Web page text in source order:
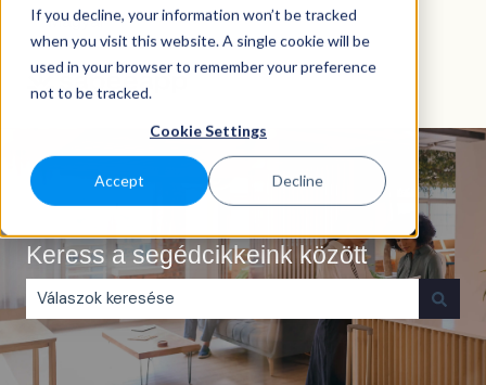
If you decline, your information won’t be tracked
when you visit this website. A single cookie will be
used in your browser to remember your preference
not to be tracked.
Cookie Settings
Accept Decline
MagyarAlmenü megjelenítése fordításokhoz
Keress a segédcikkeink között
Nincs javaslat, mert üres a keresőmező.